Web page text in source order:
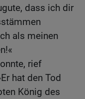
dass ich dir
als meinen
rief
hat den Tod
König des